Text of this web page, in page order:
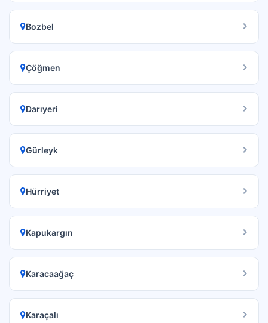
Bozbel
Çöğmen
Darıyeri
Gürleyk
Hürriyet
Kapukargın
Karacaağaç
Karaçalı